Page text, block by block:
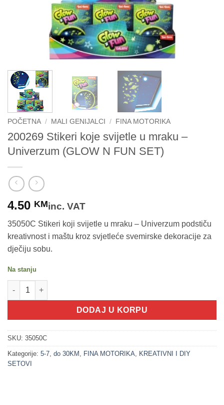
POČETNA / MALI GENIJALCI / FINA MOTORIKA
200269 Stikeri koje svijetle u mraku –
Univerzum (GLOW N FUN SET)
4.50 KMinc. VAT
35050C Stikeri koji svijetle u mraku – Univerzum podstiču
kreativnost i maštu kroz svjetleće svemirske dekoracije za
dječiju sobu.
Na stanju
200269 Stikeri koje svijetle u mraku - Univerzum (GLOW N FUN
DODAJ U KORPU
SKU: 35050C
Kategorije: 5-7 do 30KM FINA MOTORIKA
KREATIVNI I DIY
SETOVI